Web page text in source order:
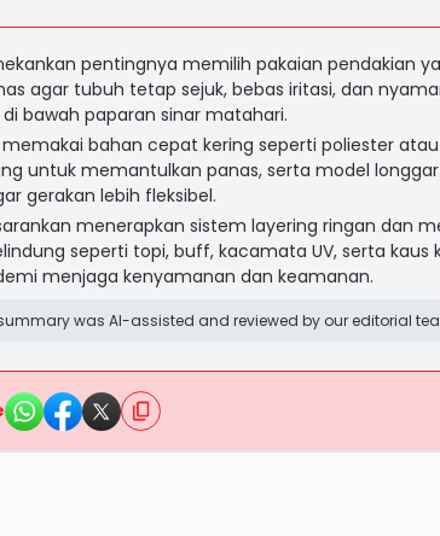
pentingnya memilih pakaian pendakian
agar tubuh tetap sejuk, bebas iritasi, dan
bawah paparan sinar matahari.
memakai bahan cepat kering seperti poliester
untuk memantulkan panas, serta model
gerakan lebih fleksibel.
menerapkan sistem layering ringan dan
seperti topi, buff, kacamata UV, serta kaus
menjaga kenyamanan dan keamanan.
was AI-assisted and reviewed by our editorial